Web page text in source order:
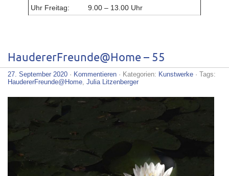
Uhr Freitag: 9.00 – 13.00 Uhr
HaudererFreunde@Home – 55
27. September 2020 · Kommentieren · Kategorien: Kunstwerke · Tags:
HaudererFreunde@Home Julia Litzenberger